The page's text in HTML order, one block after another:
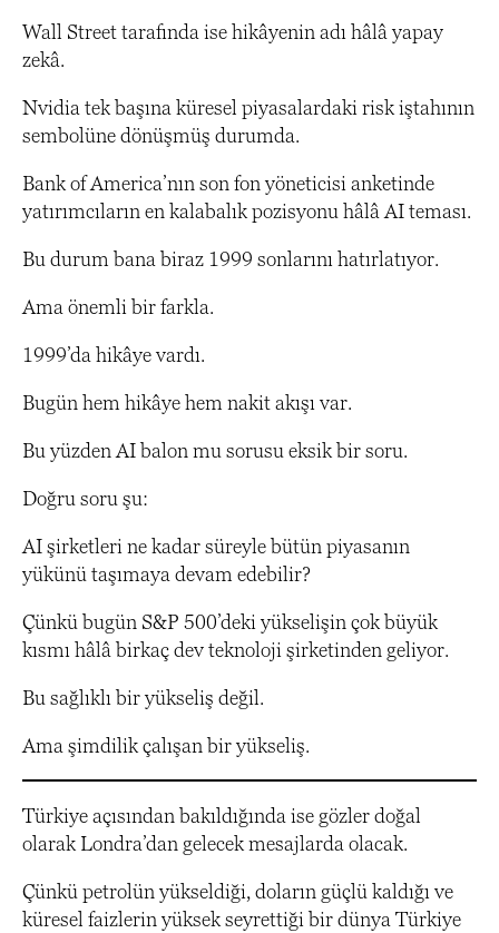
Wall Street tarafında ise hikâyenin adı hâlâ yapay
zekâ.
Nvidia tek başına küresel piyasalardaki risk iştahının
sembolüne dönüşmüş durumda.
Bank of America’nın son fon yöneticisi anketinde
yatırımcıların en kalabalık pozisyonu hâlâ AI teması.
Bu durum bana biraz 1999 sonlarını hatırlatıyor.
Ama önemli bir farkla.
1999’da hikâye vardı.
Bugün hem hikâye hem nakit akışı var.
Bu yüzden AI balon mu sorusu eksik bir soru.
Doğru soru şu:
AI şirketleri ne kadar süreyle bütün piyasanın
yükünü taşımaya devam edebilir?
Çünkü bugün S&P 500’deki yükselişin çok büyük
kısmı hâlâ birkaç dev teknoloji şirketinden geliyor.
Bu sağlıklı bir yükseliş değil.
Ama şimdilik çalışan bir yükseliş.
Türkiye açısından bakıldığında ise gözler doğal
olarak Londra’dan gelecek mesajlarda olacak.
Çünkü petrolün yükseldiği, doların güçlü kaldığı ve
küresel faizlerin yüksek seyrettiği bir dünya Türkiye